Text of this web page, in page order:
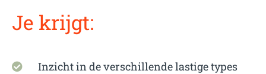
Je krijgt:
Inzicht in de verschillende lastige types